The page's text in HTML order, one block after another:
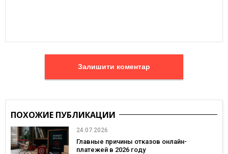
Залишити коментар
ПОХОЖИЕ ПУБЛИКАЦИИ
24.07.2026
Главные причины отказов онлайн-
платежей в 2026 году